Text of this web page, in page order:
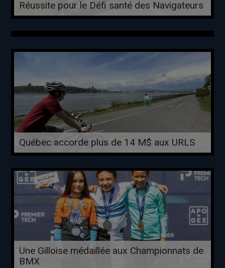
Réussite pour le Défi santé des Navigateurs
Québec accorde plus de 14 M$ aux URLS
Une Gilloise médaillée aux Championnats de
BMX